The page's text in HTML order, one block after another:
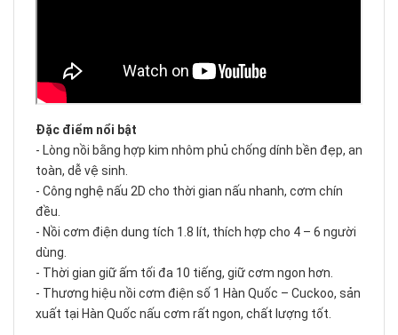
Đặc điểm nổi bật
- Lòng nồi bằng hợp kim nhôm phủ chống dính bền đẹp, an
toàn, dễ vệ sinh.
- Công nghệ nấu 2D cho thời gian nấu nhanh, cơm chín
đều.
- Nồi cơm điện dung tích 1.8 lít, thích hợp cho 4 – 6 người
dùng.
- Thời gian giữ ấm tối đa 10 tiếng, giữ cơm ngon hơn.
- Thương hiệu nồi cơm điện số 1 Hàn Quốc – Cuckoo, sản
xuất tại Hàn Quốc nấu cơm rất ngon, chất lượng tốt.